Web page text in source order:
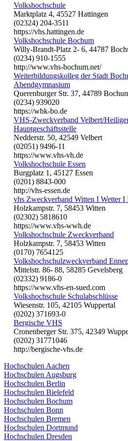
Volkshochschule
Marktplatz 4, 45527 Hattingen
(02324) 204-3511
https://vhs.hattingen.de
Volkshochschule Bochum
Willy-Brandt-Platz 2- 6, 44787
(0234) 910-1555
http://www.vhs-bochum.net/
Weiterbildungskolleg der Stadt
Abendgymnasium
Querenburger Str. 37, 44789
(0234) 939020
https://wbk-bo.de
VHS-Zweckverband Velbert/
Hauptgeschäftsstelle
Nedderstr. 50, 42549 Velbert
(02051) 9496-11
https://www.vhs-vh.de
Volkshochschule Essen
Burgplatz 1, 45127 Essen
(0201) 8843-000
http://vhs-essen.de
vhs Zweckverband Witten I Wetter I
Holzkampstr. 7, 58453 Witten
(02302) 5818610
https://www.vhs-wwh.de
Volkshochschule Zweckverband
Holzkampstr. 7, 58453 Witten
(0170) 7654125
Volkshochschulzweckverband
Mittelstr. 86- 88, 58285 Gevelsberg
(02332) 9186-0
https://www.vhs-en-sued.com
Volkshochschule Schulabschlüsse
Wiesenstr. 105, 42105 Wuppertal
(0202) 371693-0
Bergische VHS
Cronenberger Str. 375, 42349
(0202) 31771046
http://bergische-vhs.de
Hochschulen Aachen
Hochschulen Augsburg
Hochschulen Berlin
Hochschulen Bielefeld
Hochschulen Bochum
Hochschulen Bonn
Hochschulen Bremen
Hochschulen Dortmund
Hochschulen Dresden